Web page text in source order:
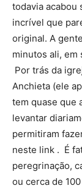
todavia acabou
incrível que
original. A
minutos ali, em
Por trás da
Anchieta (ele
tem quase que
levantar
permitiram
neste link . É
peregrinação,
ou cerca de